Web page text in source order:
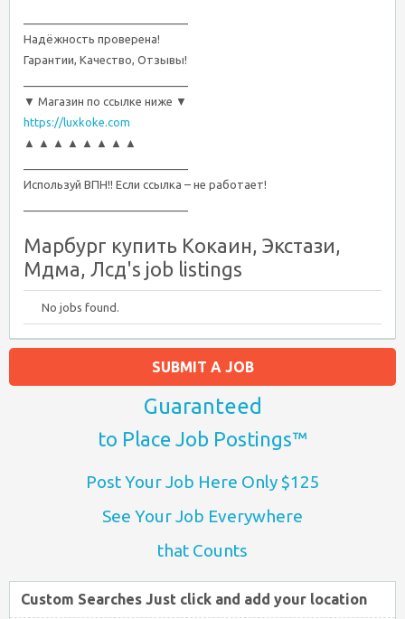
Надёжность проверена!
Гарантии, Качество, Отзывы!
▼ Магазин по ссылке ниже ▼
https://luxkoke.com
▲ ▲ ▲ ▲ ▲ ▲ ▲ ▲
Используй ВПН!! Если ссылка – не работает!
Марбург купить Кокаин, Экстази,
Мдма, Лсд's job listings
No jobs found.
SUBMIT A JOB
Guaranteed
to Place Job Postings™
Post Your Job Here Only $125
See Your Job Everywhere
that Counts
Custom Searches Just click and add your location